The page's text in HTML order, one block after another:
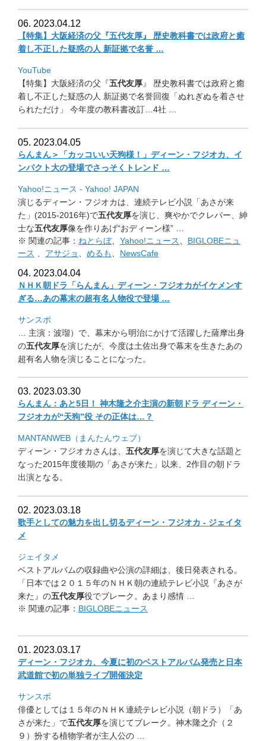
06. 2023.04.12
【特集】大阪経済の父『五代友厚』 歴史教科書では政府と癒
着し不正した疑惑の人 新証拠で名誉 …
YouTube
【特集】大阪経済の父『五代友厚』 歴史教科書では政府と癒
着し不正した疑惑の人 新証拠で名誉回復「ぬれぎぬを着させ
られただけ」 今年度の教科書改訂…4社 …
05. 2023.04.05
らんまん＞「カッコいい天狗様！」ディーン・フジオカ、 イ
ンパクト大の登場でさっそくトレンド …
Yahoo!ニュース - Yahoo! JAPAN
演じるディーン・フジオカは、連続テレビ小説「あさが来
た」(2015-2016年)で五代友厚を演じ、爽やかでクレバー、 紳
士な五代友厚像を作りあげ“おディーン様” …
※ 関連の記事： ねとらぼ、 Yahoo!ニュース
BIGLOBEニュ
ース
アサジョ めるも NewsCafe
04. 2023.04.04
ＮＨＫ朝ドラ「らんまん」ディーン・フジオカがイケメンす
ぎる…あの幕末の超有名人物役で登場 …
サンスポ
… 主演：波瑠）で、幕末から明治にかけて活躍した薩摩出身
の五代友厚を演じたが、 今度は土佐出身で幕末を生きたあの
超有名人物を演じることになった。
03. 2023.03.30
らんまん：あと5日！ 神木隆之介主演の新朝ドラ ディーン・
フジオカが“天狗”役 その正体は…？
MANTANWEB（まんたんウェブ）
ディーン・フジオカさんは、 五代友厚を演じて大きな話題と
なった2015年度後期の「あさが来た」以来、 2作目の朝ドラ
出演となる。
02. 2023.03.18
歌手としての魅力を出し切るディーン・フジオカ - ジェイタ
メ
ジェイタメ
ベストアルバムの収録曲や公演の詳細は、後日発表される。
「日本では２０１５年のＮＨＫ朝の連続テレビ小説『あさが
来た』 の五代友厚役でブレーク。あまり感情 …
※ 関連の記事： BIGLOBEニュース
01. 2023.03.17
ディーン・フジオカ、 今夏に初のベストアルバム発売と日本
武道館で初の単独ライブ開催決定
サンスポ
俳優としては１５年のＮＨＫ連続テレビ小説（朝ドラ）「あ
さが来た」で五代友厚を演じてブレーク。神木隆之介（２
９） 扮する植物学者が主人公の …